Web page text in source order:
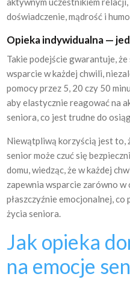
doświadczenie, mądrość i
Opieka indywidualna —
Takie podejście gwarantuje,
wsparcie w każdej chwili,
pomocy przez 5, 20 czy 50
aby elastycznie reagować na
seniora, co jest trudne do
Niewątpliwą korzyścią jest to,
senior może czuć się
domu, wiedząc, że w każdej
zapewnia wsparcie zarówno w
płaszczyźnie emocjonalnej, co
życia seniora.
Jak opieka
na emocje